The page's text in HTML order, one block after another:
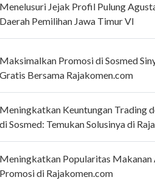
Jejak Profil Pulung
Pemilihan Jawa Timur VI
Promosi di Sosmed
Bersama Rajakomen.com
Keuntungan Trading
Sosmed: Temukan Solusinya di
Popularitas Makanan
di Rajakomen.com